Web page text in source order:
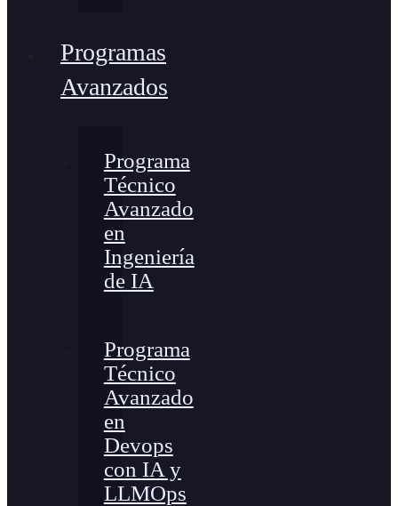
Programas
Avanzados
Programa
Técnico
Avanzado
en
Ingeniería
de IA
Programa
Técnico
Avanzado
en
Devops
con IA y
LLMOps